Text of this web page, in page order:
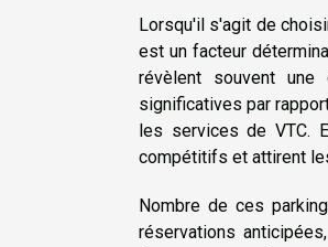
Lorsqu'il s'agit de
est un facteur
révèlent souvent
significatives par
les services de VTC.
compétitifs et attirent
Nombre de ces
réservations